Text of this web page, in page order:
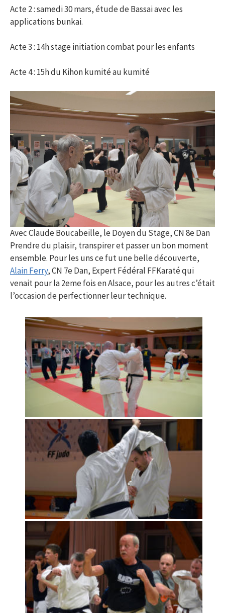
Acte 2 : samedi 30 mars, étude de Bassai avec les
applications bunkai.
Acte 3 : 14h stage initiation combat pour les enfants
Acte 4 : 15h du Kihon kumité au kumité
Avec Claude Boucabeille, le Doyen du Stage, CN 8e Dan
Prendre du plaisir, transpirer et passer un bon moment
ensemble. Pour les uns ce fut une belle découverte,
Alain Ferry, CN 7e Dan, Expert Fédéral FFKaraté qui
venait pour la 2eme fois en Alsace, pour les autres c’était
l’occasion de perfectionner leur technique.